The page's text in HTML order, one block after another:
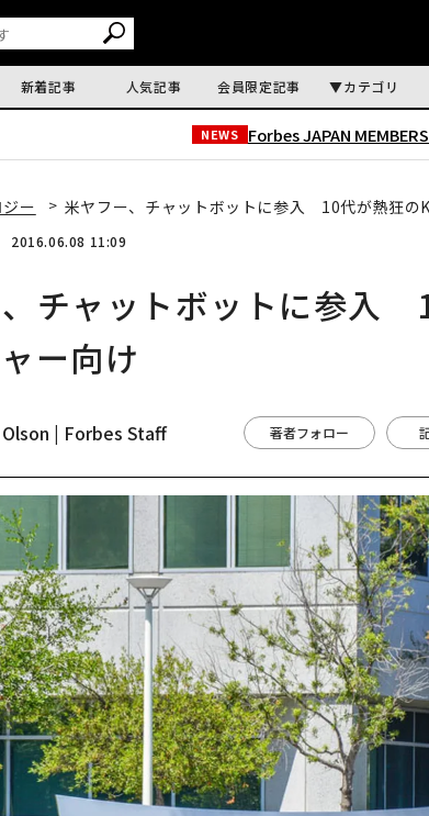
新着記事 人気記事 会員限定記事 カテゴリ
NEWS Forbes JAPAN
ー 米ヤフー、チャットボットに参入 10代が熱狂の
2016.06.08 11:09
チャットボットに参入
ー向け
| Forbes Staff 著者フォロー